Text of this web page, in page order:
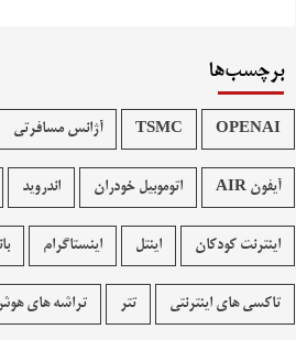
برچسب‌ها
OPENAI
TSMC آژانس مسافرتی
آیفون AIR اتوموبیل خودران اندروید
اینترنت کودکان اینتل اینستاگرام
تاکسی های اینترنتی تتر تراشه های